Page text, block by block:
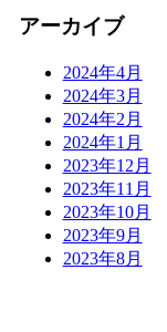
アーカイブ
2024年4月
2024年3月
2024年2月
2024年1月
2023年12月
2023年11月
2023年10月
2023年9月
2023年8月